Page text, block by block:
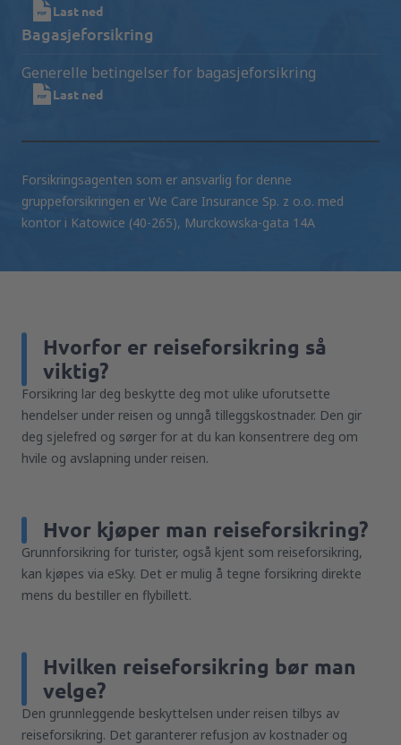
Last ned
Bagasjeforsikring
Generelle betingelser for bagasjeforsikring
Last ned
Forsikringsagenten som er ansvarlig for denne
gruppeforsikringen er We Care Insurance Sp. z o.o. med
kontor i Katowice (40-265), Murckowska-gata 14A
Hvorfor er reiseforsikring så
viktig?
Forsikring lar deg beskytte deg mot ulike uforutsette
hendelser under reisen og unngå tilleggskostnader. Den gir
deg sjelefred og sørger for at du kan konsentrere deg om
hvile og avslapning under reisen.
Hvor kjøper man reiseforsikring?
Grunnforsikring for turister, også kjent som reiseforsikring,
kan kjøpes via eSky. Det er mulig å tegne forsikring direkte
mens du bestiller en flybillett.
Hvilken reiseforsikring bør man
velge?
Den grunnleggende beskyttelsen under reisen tilbys av
reiseforsikring. Det garanterer refusjon av kostnader og